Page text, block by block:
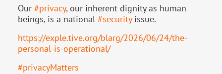
Our #privacy, our inherent dignity as human
beings, is a national #securityissue.
https://exple.tive.org/blarg/2026/06/24/the-
personal-is-operational/
#privacyMatters